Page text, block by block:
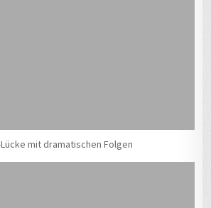
mit dramatischen Folgen